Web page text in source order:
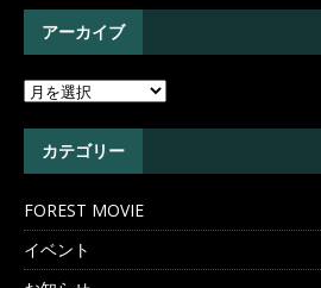
アーカイブ
カテゴリー
FOREST MOVIE
イベント